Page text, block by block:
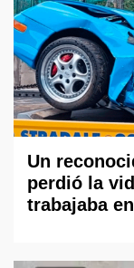
Un
perdió la
trabajaba